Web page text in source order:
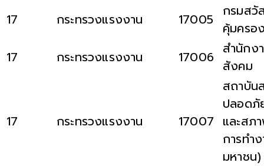
17
กระทรวงแรงงาน 17005 กรมสวั
คุ้มครอ
17
กระทรวงแรงงาน 17006 สำนักง
สังคม
17 กระทรวงแรงงาน 17007
สถาบัน
ปลอดภั
และสภ
การทำ
มหาชน)